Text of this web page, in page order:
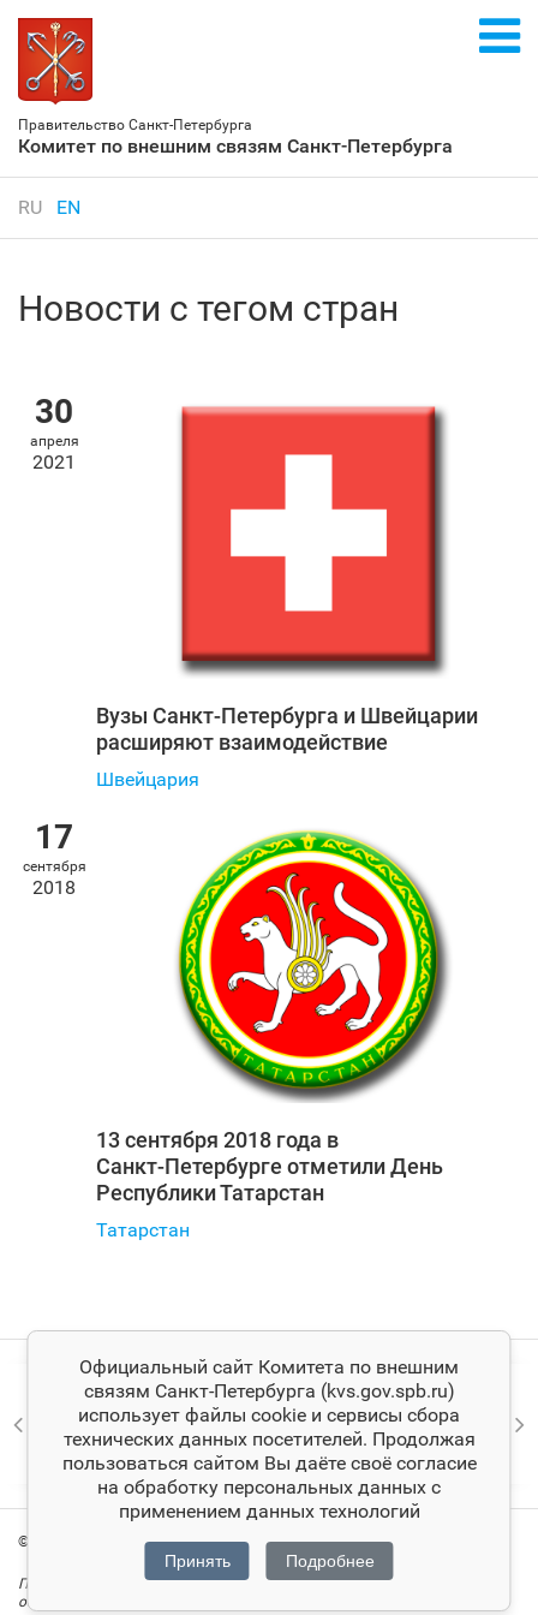
Правительство Санкт‑Петербурга
Комитет по внешним связям Санкт‑Петербурга
RU EN
Новости с тегом стран
30
апреля
2021
Вузы Санкт‑Петербурга и Швейцарии
расширяют взаимодействие
Швейцария
17
сентября
2018
13 сентября 2018 года в
Санкт‑Петербурге отметили День
Республики Татарстан
Татарстан
© Комитет по внешним связям Санкт‑Петербурга
При цитировании материалов ссылка на официальный сайт Комитета
обязательна
Официальный сайт Комитета по внешним
связям Санкт‑Петербурга (kvs.gov.spb.ru)
использует файлы cookie и сервисы сбора
технических данных посетителей. Продолжая
пользоваться сайтом Вы даёте своё согласие
на обработку персональных данных с
применением данных технологий
Принять Подробнее